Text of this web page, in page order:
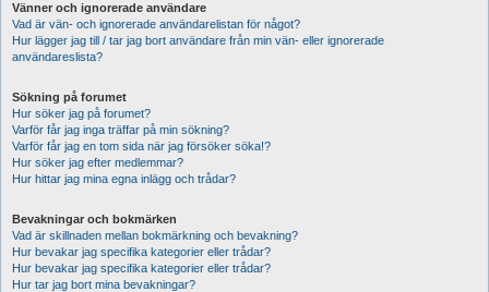
Vänner och ignorerade användare
Vad är vän- och ignorerade användarelistan för något?
Hur lägger jag till / tar jag bort användare från min vän- eller ignorerade
användareslista?
Sökning på forumet
Hur söker jag på forumet?
Varför får jag inga träffar på min sökning?
Varför får jag en tom sida när jag försöker söka!?
Hur söker jag efter medlemmar?
Hur hittar jag mina egna inlägg och trådar?
Bevakningar och bokmärken
Vad är skillnaden mellan bokmärkning och bevakning?
Hur bevakar jag specifika kategorier eller trådar?
Hur bevakar jag specifika kategorier eller trådar?
Hur tar jag bort mina bevakningar?